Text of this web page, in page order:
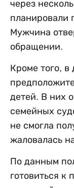
через
планировали
Мужчина
обращении.
Кроме того,
детей. В них
семейных
не смогла
жаловалась
По данным
готовиться к